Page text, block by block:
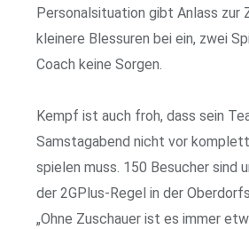
Personalsituation gibt Anlass zur
kleinere Blessuren bei ein, zwei
Coach keine Sorgen.
Kempf ist auch froh, dass sein
Samstagabend nicht vor
spielen muss. 150 Besucher sind
der 2GPlus-Regel in der
„Ohne Zuschauer ist es immer